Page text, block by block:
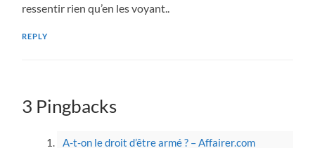
ressentir rien qu’en les voyant..
REPLY
3 Pingbacks
A-t-on le droit d’être armé ? – Affairer.com